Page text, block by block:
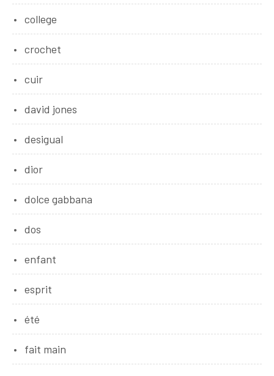
college
crochet
cuir
david jones
desigual
dior
dolce gabbana
dos
enfant
esprit
été
fait main